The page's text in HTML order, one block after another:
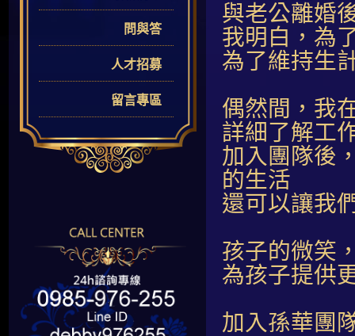
問與答
人才招募
留言專區
與老公離婚
我明白，為
為了維持生
偶然間，我
詳細了解工
加入團隊後
的生活
還可以讓我
孩子的微笑
為孩子提供
加入孫華團